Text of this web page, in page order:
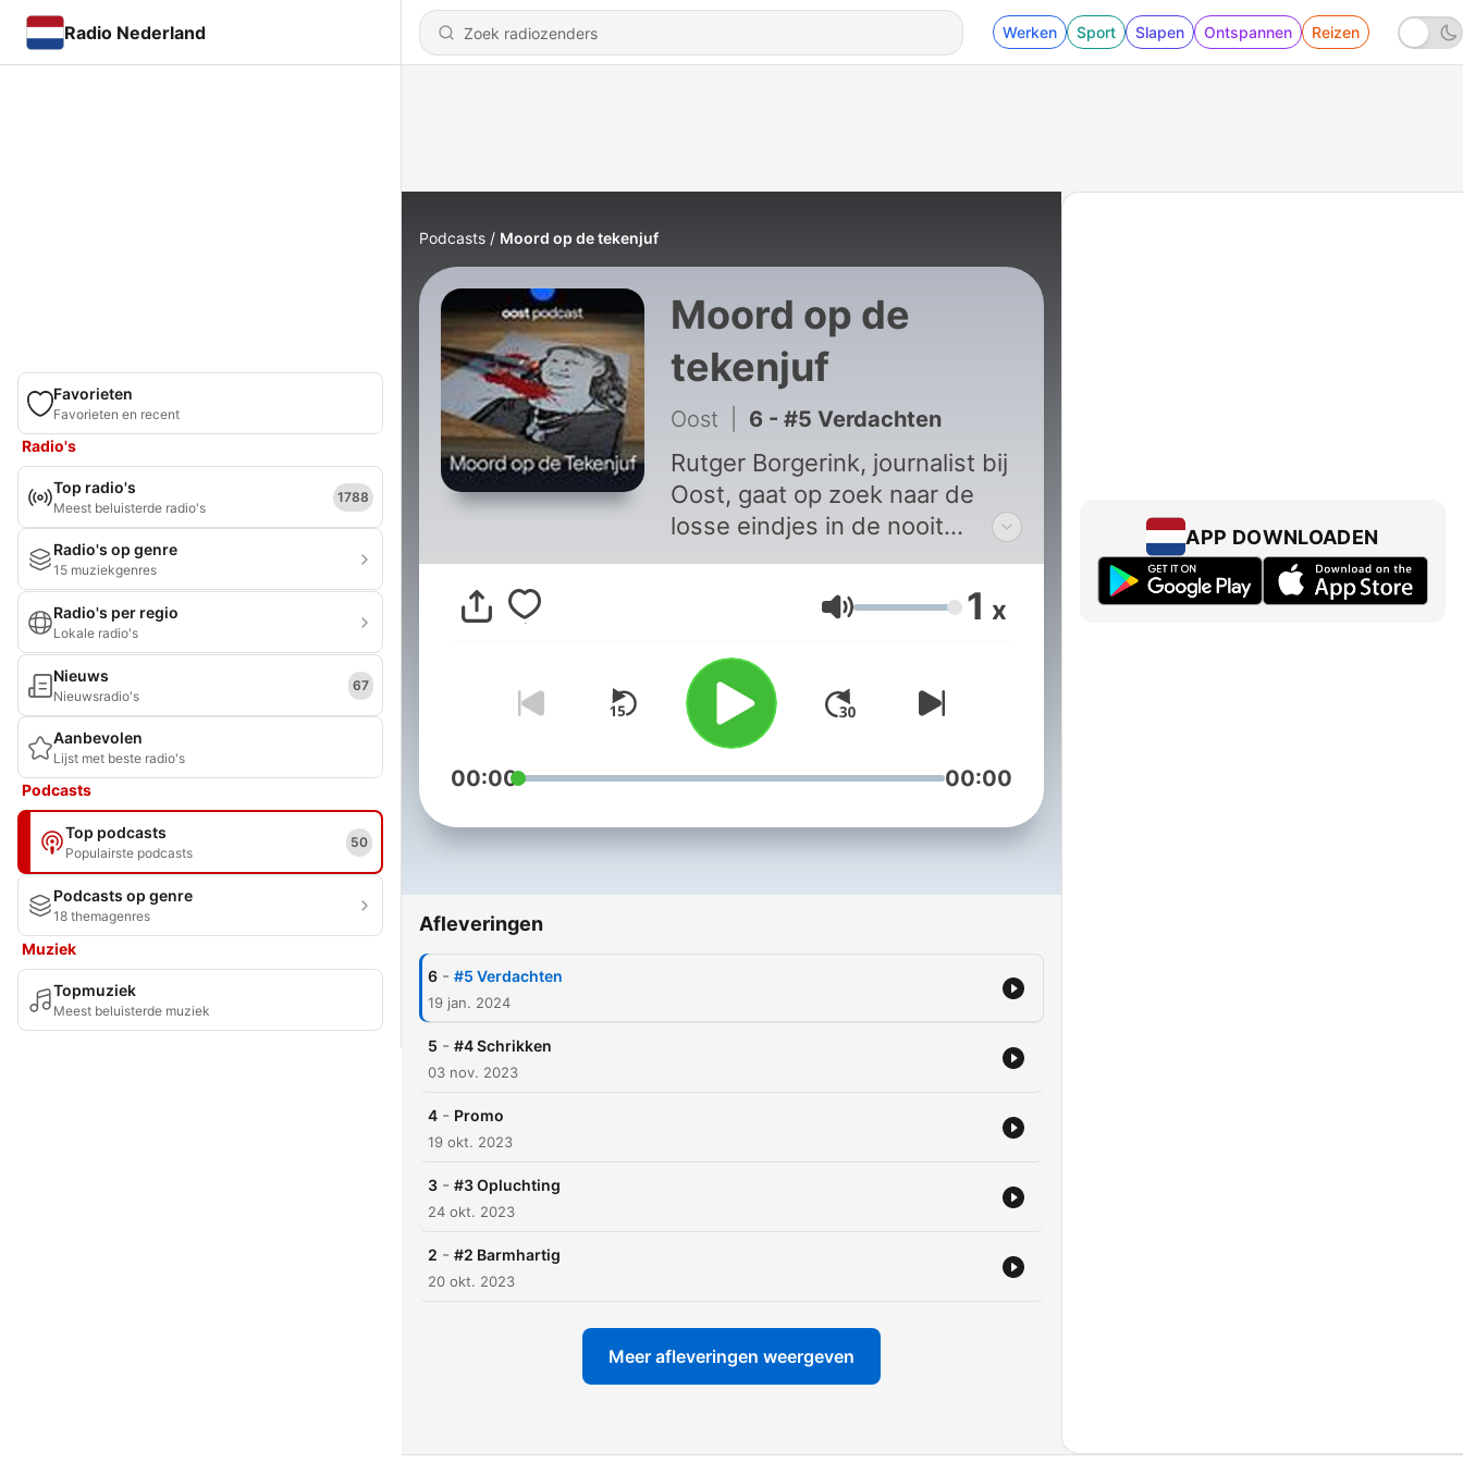
Radio Nederland Werken Sport Slapen Ontspannen Reizen
Favorieten
Favorieten en recent
Radio's
Top radio's
Meest beluisterde radio's
1788
Radio's op genre
15 muziekgenres
Radio's per regio
Lokale radio's
Nieuws
Nieuwsradio's
67
Aanbevolen
Lijst met beste radio's
Podcasts
Top podcasts
Populairste podcasts
50
Podcasts op genre
18 themagenres
Muziek
Topmuziek
Meest beluisterde muziek
Podcasts Moord op de tekenjuf
Moord op de
tekenjuf
Oost 6 - #5 Verdachten
Rutger Borgerink, journalist bij
Oost, gaat op zoek naar de
losse eindjes in de nooit
opgeloste moord op de
Oldenzaalse tekenjuf Diana
Volume 1 x
00:00 00:00
Afleveringen
6 - #5 Verdachten
19 jan. 2024
5 - #4 Schrikken
03 nov. 2023
4 - Promo
19 okt. 2023
3 - #3 Opluchting
24 okt. 2023
2 - #2 Barmhartig
20 okt. 2023
Meer afleveringen weergeven
APP DOWNLOADEN